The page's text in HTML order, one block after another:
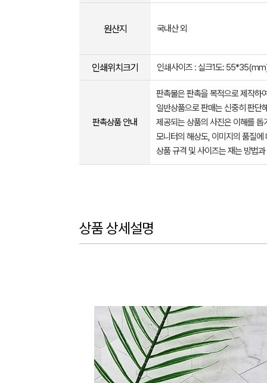
원산지 국내산 외
인쇄위치크기 인쇄사이즈 : 실크1도:
판촉상품 안내
판촉물은 판촉을 목적으로 제작하
일반상품으로 판매는 신중히 판단
제공되는 상품의 사진은 이해를
모니터의 해상도, 이미지의 품질
상품 규격 및 사이즈는 재는 방법
상품 상세설명